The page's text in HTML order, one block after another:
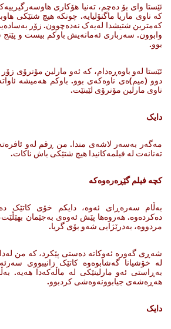
ئێستا وای بۆ ده‌چم، ته‌نیا هۆکاری
که‌ ناوی ماریا ماگنۆلیایه‌. چونکه‌ هیچ شتێکی
کەمترین شتیشدا لەیەک نەدەچوون. زۆر
وابوون. سه‌رباری ئەمانەیش باوکم بیست‌ و پێنج
بوو.
ئێستا له‌و باوه‌ڕه‌دام، که‌ ئه‌و مارلین مۆنرۆی زۆر
دوو (میم)ه‌ی ناوه‌که‌ی بوو. باوکم هه‌میشه‌
ناوی مارلین مۆنرۆی لێبنێت.
دایک
مه‌گه‌ر به‌سه‌ر لاشه‌ی مندا. من ڕقم له‌و
ته‌نانه‌ت له‌ فیلمه‌کانیدا هیچ شتێکی باش ناکات.
کچە فیلم گێڕەرەوەکە
به‌ڵام سه‌ره‌ڕای ئه‌وه‌، دایکم خۆی کاتێک
ده‌کرده‌وه‌. هه‌روه‌ها پێش ئه‌وه‌ی به‌جێمان
مردووه‌، به‌درێژایی شه‌و بۆی گریا.
شه‌ڕی گه‌وره‌ ئه‌وکاته‌ ده‌ستی پێکرد، که‌ من
له‌ خۆشیانا گه‌شابوه‌وه‌ کاتێک زانیبووی
به‌ڕاستی ئه‌و مارلینێکی له‌ ماڵه‌که‌دا هه‌یه‌.
هه‌ڕه‌شه‌ی جیابوونه‌وه‌شی کردبوو.
دایک